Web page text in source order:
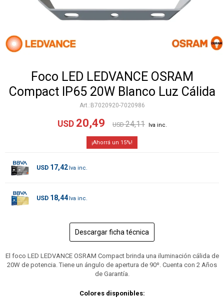
Foco LED LEDVANCE OSRAM
Compact IP65 20W Blanco Luz Cálida
B7020920-7020986
USD 20,49 USD 24,11
15
USD 17,42
USD 18,44
Descargar ficha técnica
El foco LED LEDVANCE OSRAM Compact brinda una iluminación cálida de
20W de potencia. Tiene un ángulo de apertura de 90º. Cuenta con 2 Años
de Garantía.
Colores disponibles: